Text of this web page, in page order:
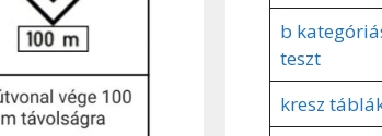
b
teszt
kresz